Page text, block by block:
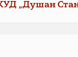
„Душан